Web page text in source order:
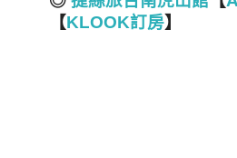
【KLOOK訂房】